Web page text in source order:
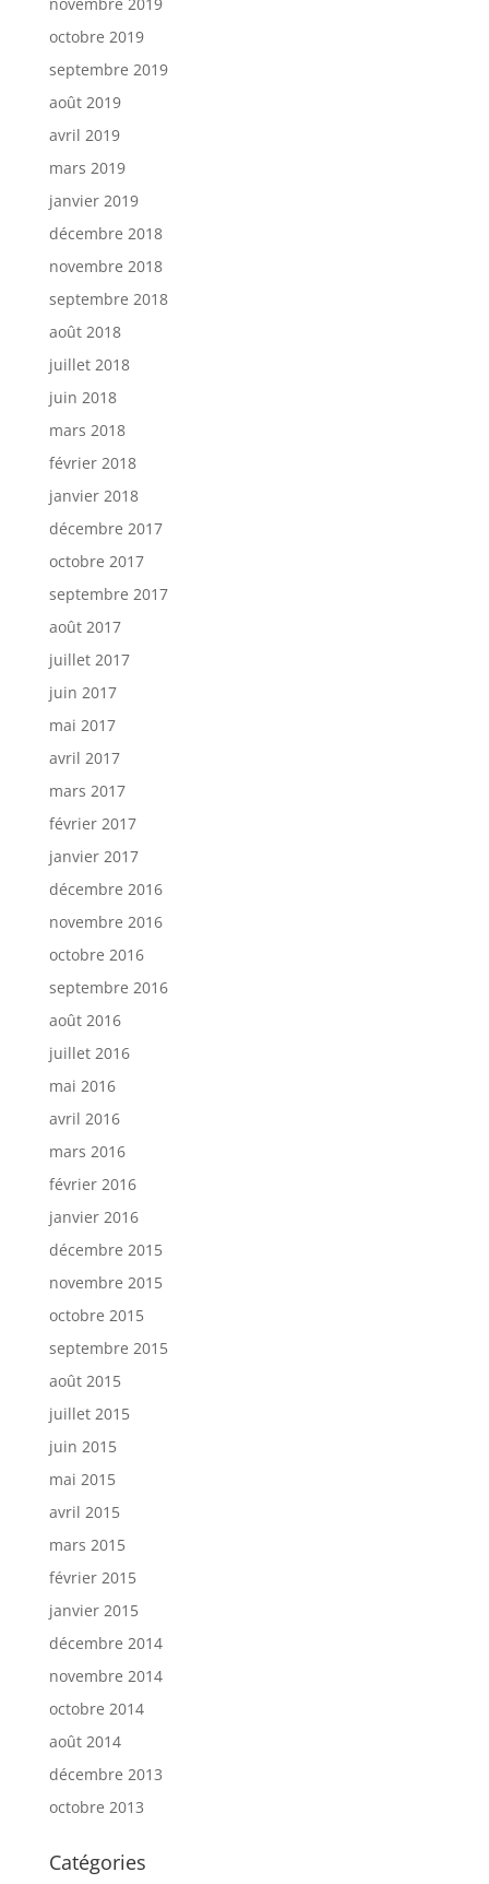
octobre 2019
septembre 2019
août 2019
avril 2019
mars 2019
janvier 2019
décembre 2018
novembre 2018
septembre 2018
août 2018
juillet 2018
juin 2018
mars 2018
février 2018
janvier 2018
décembre 2017
octobre 2017
septembre 2017
août 2017
juillet 2017
juin 2017
mai 2017
avril 2017
mars 2017
février 2017
janvier 2017
décembre 2016
novembre 2016
octobre 2016
septembre 2016
août 2016
juillet 2016
mai 2016
avril 2016
mars 2016
février 2016
janvier 2016
décembre 2015
novembre 2015
octobre 2015
septembre 2015
août 2015
juillet 2015
juin 2015
mai 2015
avril 2015
mars 2015
février 2015
janvier 2015
décembre 2014
novembre 2014
octobre 2014
août 2014
décembre 2013
octobre 2013
Catégories